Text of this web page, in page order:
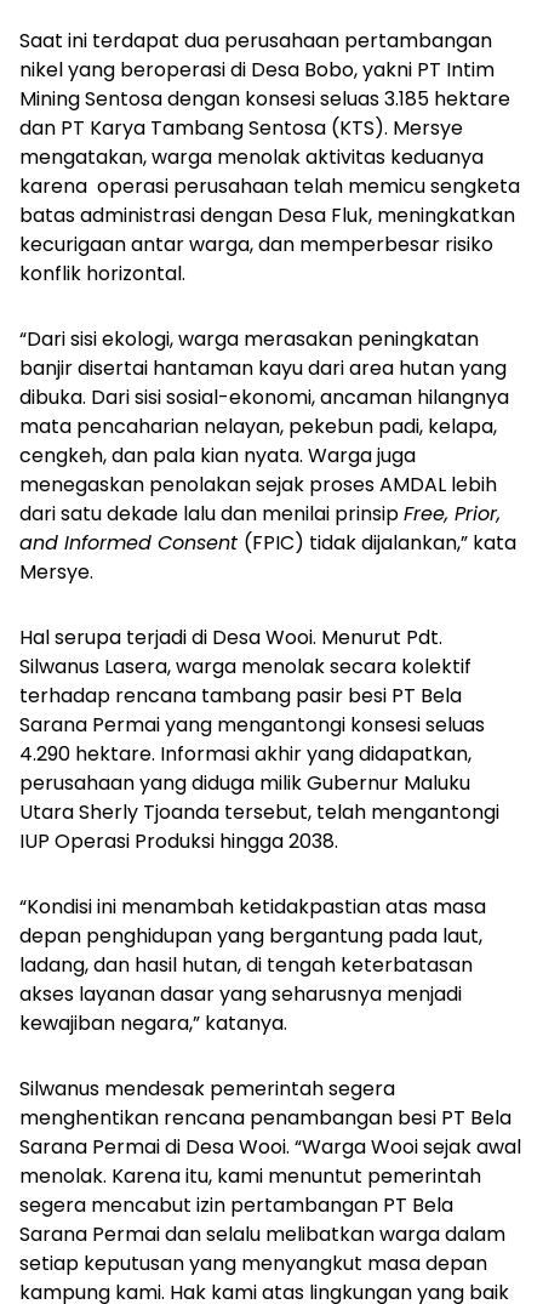
Saat ini terdapat dua perusahaan pertambangan
nikel yang beroperasi di Desa Bobo, yakni PT Intim
Mining Sentosa dengan konsesi seluas 3.185 hektare
dan PT Karya Tambang Sentosa (KTS). Mersye
mengatakan, warga menolak aktivitas keduanya
karena operasi perusahaan telah memicu sengketa
batas administrasi dengan Desa Fluk, meningkatkan
kecurigaan antar warga, dan memperbesar risiko
konflik horizontal.
“Dari sisi ekologi, warga merasakan peningkatan
banjir disertai hantaman kayu dari area hutan yang
dibuka. Dari sisi sosial-ekonomi, ancaman hilangnya
mata pencaharian nelayan, pekebun padi, kelapa,
cengkeh, dan pala kian nyata. Warga juga
menegaskan penolakan sejak proses AMDAL lebih
dari satu dekade lalu dan menilai prinsipFree, Prior,
and Informed Consent (FPIC) tidak dijalankan,” kata
Mersye.
Hal serupa terjadi di Desa Wooi. Menurut Pdt.
Silwanus Lasera, warga menolak secara kolektif
terhadap rencana tambang pasir besi PT Bela
Sarana Permai yang mengantongi konsesi seluas
4.290 hektare. Informasi akhir yang didapatkan,
perusahaan yang diduga milik Gubernur Maluku
Utara Sherly Tjoanda tersebut, telah mengantongi
IUP Operasi Produksi hingga 2038.
“Kondisi ini menambah ketidakpastian atas masa
depan penghidupan yang bergantung pada laut,
ladang, dan hasil hutan, di tengah keterbatasan
akses layanan dasar yang seharusnya menjadi
kewajiban negara,” katanya.
Silwanus mendesak pemerintah segera
menghentikan rencana penambangan besi PT Bela
Sarana Permai di Desa Wooi. “Warga Wooi sejak awal
menolak. Karena itu, kami menuntut pemerintah
segera mencabut izin pertambangan PT Bela
Sarana Permai dan selalu melibatkan warga dalam
setiap keputusan yang menyangkut masa depan
kampung kami. Hak kami atas lingkungan yang baik